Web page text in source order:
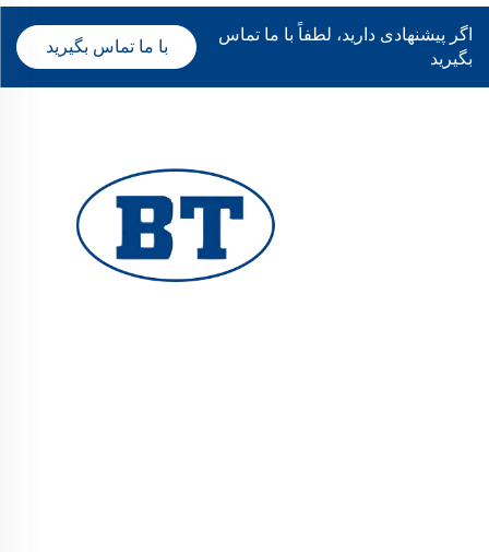
اگر پیشنهادی دارید، لطفاً با ما تماس
بگیرید
با ما تماس بگیرید